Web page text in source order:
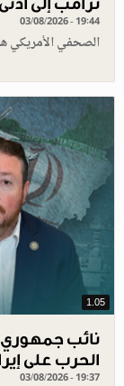
03/08/2026 - 19:44
الصحفي الأمريكي
1.05
نائب جمهوري
الحرب على
03/08/2026 - 19:37